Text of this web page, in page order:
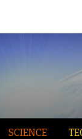
SCIENCE